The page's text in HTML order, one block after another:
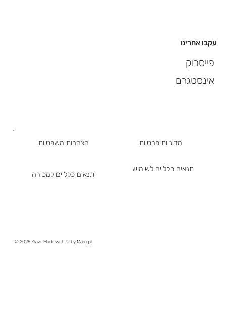
עקבו אחרינו
פייסבוק
אינסטגרם
מדיניות פרטיות
תנאים כלליים למכירה
תנאים כלליים לשימוש
הצהרות משפטיות
© 2025 Zrazi. Made with ♡ byMaa.gal